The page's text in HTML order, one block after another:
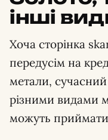
інші
Хоча сторінка
передусім на
метали,
різними видами
можуть